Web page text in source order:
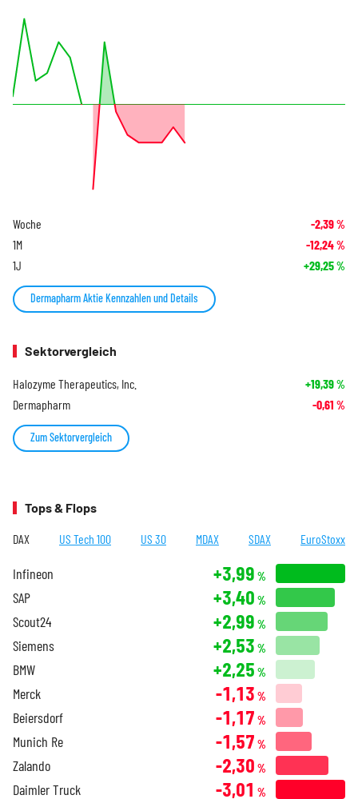
Woche -2,39%
1M -12,24%
1J +29,25%
Dermapharm Aktie Kennzahlen und Details
Sektorvergleich
Halozyme Therapeutics, Inc. +19,39%
Dermapharm -0,61 %
Zum Sektorvergleich
Tops & Flops
DAX US Tech 100 US 30 MDAX SDAX EuroStoxx
Infineon +3,99 %
SAP +3,40 %
Scout24 +2,99 %
Siemens +2,53 %
BMW +2,25 %
Merck -1,13 %
Beiersdorf -1,17 %
Munich Re -1,57 %
Zalando -2,30 %
Daimler Truck -3,01 %